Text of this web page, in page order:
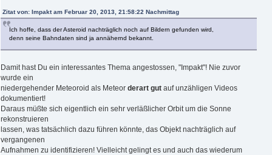
Zitat von: Impakt am Februar 20, 2013, 21:58:22 Nachmittag
Ich hoffe, dass der Asteroid nachträglich noch auf Bildern gefunden wird,
denn seine Bahndaten sind ja annähernd bekannt.
Damit hast Du ein interessantes Thema angestossen, "Impakt"! Nie zuvor
wurde ein
niedergehender Meteoroid als Meteor derart gut auf unzähligen Videos
dokumentiert!
Daraus müßte sich eigentlich ein sehr verläßlicher Orbit um die Sonne
rekonstruieren
lassen, was tatsächlich dazu führen könnte, das Objekt nachträglich auf
vergangenen
Aufnahmen zu identifizieren! Vielleicht gelingt es und auch das wiederum